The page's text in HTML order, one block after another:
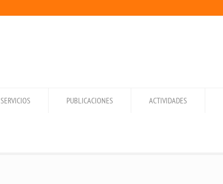
SERVICIOS PUBLICACIONES ACTIVIDADES